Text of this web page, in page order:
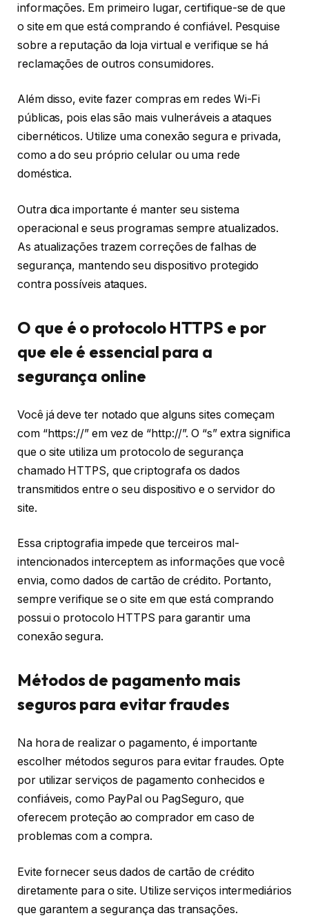
informações. Em primeiro lugar, certifique-se de que
o site em que está comprando é confiável. Pesquise
sobre a reputação da loja virtual e verifique se há
reclamações de outros consumidores.
Além disso, evite fazer compras em redes Wi-Fi
públicas, pois elas são mais vulneráveis a ataques
cibernéticos. Utilize uma conexão segura e privada,
como a do seu próprio celular ou uma rede
doméstica.
Outra dica importante é manter seu sistema
operacional e seus programas sempre atualizados.
As atualizações trazem correções de falhas de
segurança, mantendo seu dispositivo protegido
contra possíveis ataques.
O que é o protocolo HTTPS e por
que ele é essencial para a
segurança online
Você já deve ter notado que alguns sites começam
com “https://” em vez de “http://”. O “s” extra significa
que o site utiliza um protocolo de segurança
chamado HTTPS, que criptografa os dados
transmitidos entre o seu dispositivo e o servidor do
site.
Essa criptografia impede que terceiros mal-
intencionados interceptem as informações que você
envia, como dados de cartão de crédito. Portanto,
sempre verifique se o site em que está comprando
possui o protocolo HTTPS para garantir uma
conexão segura.
Métodos de pagamento mais
seguros para evitar fraudes
Na hora de realizar o pagamento, é importante
escolher métodos seguros para evitar fraudes. Opte
por utilizar serviços de pagamento conhecidos e
confiáveis, como PayPal ou PagSeguro, que
oferecem proteção ao comprador em caso de
problemas com a compra.
Evite fornecer seus dados de cartão de crédito
diretamente para o site. Utilize serviços intermediários
que garantem a segurança das transações.